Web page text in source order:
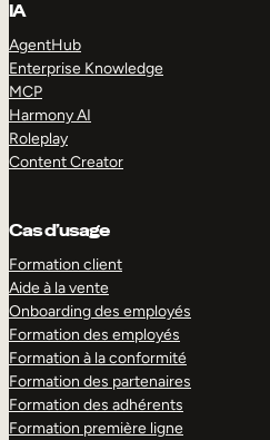
IA
AgentHub
Enterprise Knowledge
MCP
Harmony AI
Roleplay
Content Creator
Cas d’usage
Formation client
Aide à la vente
Onboarding des employés
Formation des employés
Formation à la conformité
Formation des partenaires
Formation des adhérents
Formation première ligne